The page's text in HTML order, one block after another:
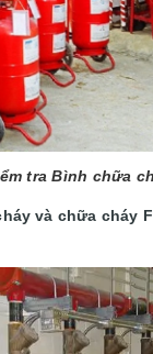
tra Bình chữa
và chữa cháy